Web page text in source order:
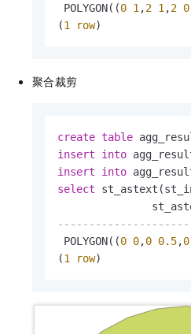
POLYGON((0 1 ,2 1 ,2 0
(1 row)
聚合裁剪
create table
insert
into
insert
into
select
POLYGON((0 0,0 0.5,
(1 row)